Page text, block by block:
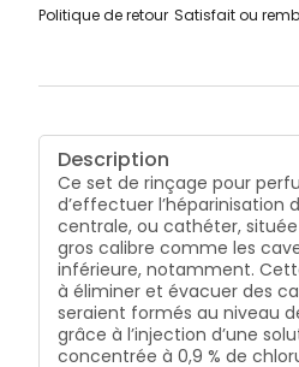
ampoule de chlorure de
pansement Cosmpore E
aussi fourni avec ce set de
décrivant minutieusement
l’opération. Destiné aux professionnels de la santé,
tout le matériel médical de
unique. Un sac à déchets à
fourni avec l’ensemble.
une hygiène optimale, la
emballées séparément.
Politique de retour Satisfait ou
Description
Ce set de rinçage pour
d’effectuer l’héparinisation
centrale, ou cathéter,
gros calibre comme les
inférieure, notamment.
à éliminer et évacuer des
seraient formés au niveau
grâce à l’injection d’une
concentrée à 0,9 % de